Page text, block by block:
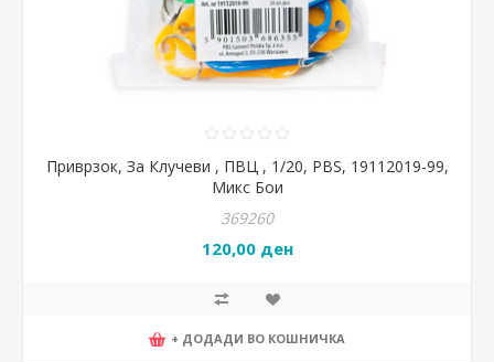
Приврзок, За Клучеви , ПВЦ , 1/20, PBS, 19112019-99,
Микс Бои
369260
120,00 ден
+ ДОДАДИ ВО КОШНИЧКА